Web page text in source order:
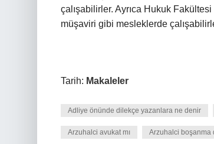
çalışabilirler. Ayrıca Hukuk
müşaviri gibi mesleklerde
Tarih: Makaleler
Adliye önünde dilekçe yazanlara ne denir
Arzuhalci avukat mı Arzuhalci boşanma